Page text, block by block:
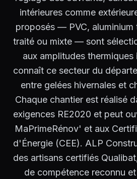
intérieures comme
proposés — PVC, aluminium
traité ou mixte — sont
aux amplitudes
connaît ce secteur du
entre gelées hivernales et
Chaque chantier est réalisé
exigences RE2020 et peut
MaPrimeRénov' et aux
d'Énergie (CEE). ALP
des artisans certifiés
de compétence reconnu